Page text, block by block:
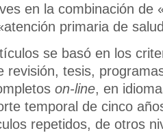
en la combinación de
primaria de
se basó en los
revisión, tesis,
on-line, en
temporal de cinco
repetidos, de otros